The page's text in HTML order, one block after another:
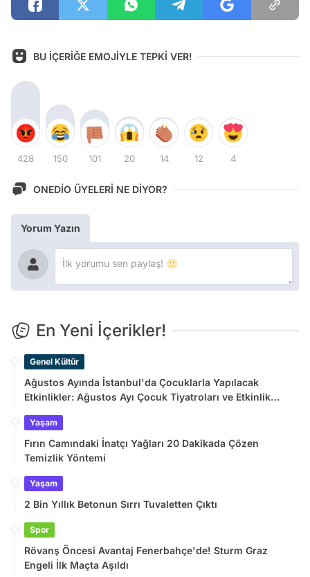
BU İÇERİĞE EMOJİYLE TEPKİ VER!
428 150 101 20 14 12 4
ONEDİO ÜYELERİ NE DİYOR?
Yorum Yazın
En Yeni İçerikler!
Genel Kültür
Ağustos Ayında İstanbul'da Çocuklarla Yapılacak
Etkinlikler: Ağustos Ayı Çocuk Tiyatroları ve Etkinlik
Yaşam
Fırın Camındaki İnatçı Yağları 20 Dakikada Çözen
Temizlik Yöntemi
Yaşam
2 Bin Yıllık Betonun Sırrı Tuvaletten Çıktı
Spor
Rövanş Öncesi Avantaj Fenerbahçe'de! Sturm Graz
Engeli İlk Maçta Aşıldı